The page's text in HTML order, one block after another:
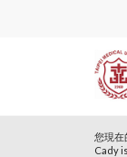
您現在
Cady